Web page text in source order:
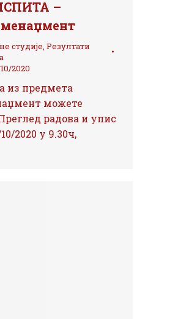
–
студије, Резултати
2020
из предмета
можете
радова и упис
2020 у 9.30ч,